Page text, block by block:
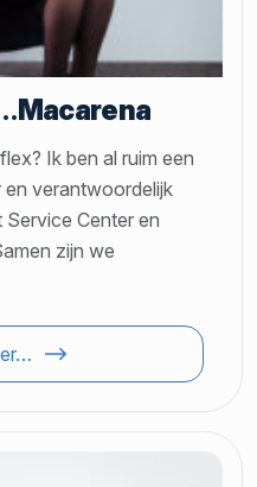
Macarena
Ik ben al ruim een
en verantwoordelijk
Center en
zijn we